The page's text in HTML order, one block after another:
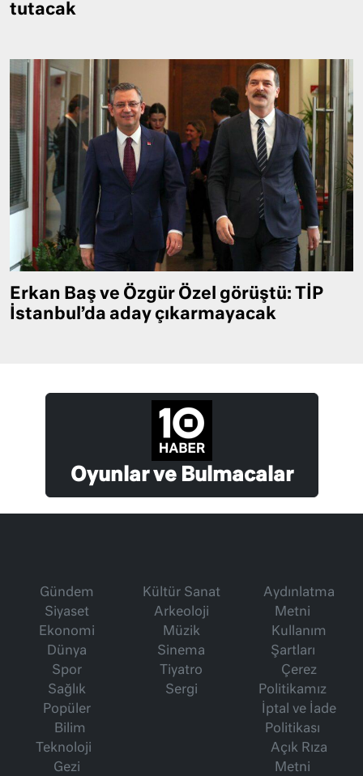
tutacak
Erkan Baş ve Özgür Özel görüştü: TİP
İstanbul’da aday çıkarmayacak
Oyunlar ve Bulmacalar
Gündem
Siyaset
Ekonomi
Dünya
Spor
Sağlık
Popüler
Bilim
Teknoloji
Gezi
Kültür Sanat
Arkeoloji
Müzik
Sinema
Tiyatro
Sergi
Aydınlatma
Metni
Kullanım
Şartları
Çerez
Politikamız
İptal ve İade
Politikası
Açık Rıza
Metni